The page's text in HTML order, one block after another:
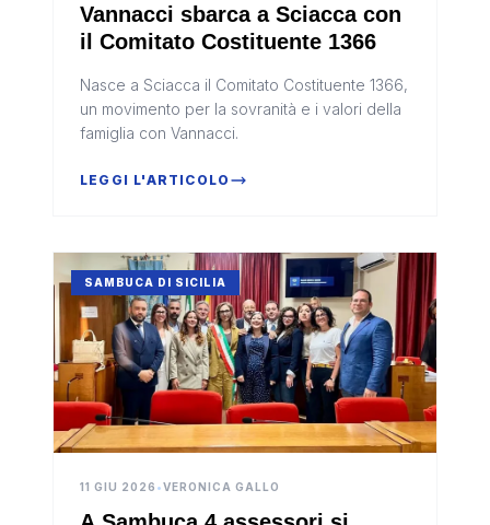
Vannacci sbarca a Sciacca con
il Comitato Costituente 1366
Nasce a Sciacca il Comitato Costituente 1366,
un movimento per la sovranità e i valori della
famiglia con Vannacci.
LEGGI L'ARTICOLO
SAMBUCA DI SICILIA
11 GIU 2026 •VERONICA GALLO